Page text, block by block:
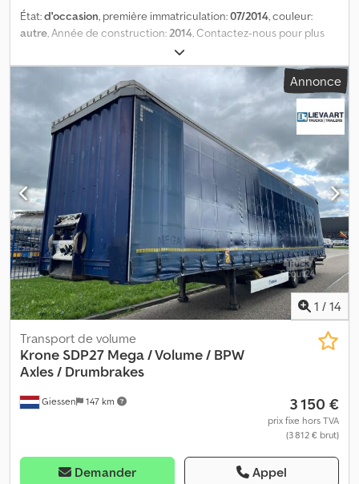
État:d'occasion, première immatriculation:07/2014, couleur:
autre, Année de construction:2014, Contactez-nous pour plus
d'informations. Dcsdpsztcw Asfx Ag Iok
Annonce
1 / 14
Giessen 147 km
Transport de volume
Krone SDP27 Mega / Volume / BPW
Axles / Drumbrakes
3 150 €
prix fixe hors TVA
(3 812 € brut)
Demander Appel